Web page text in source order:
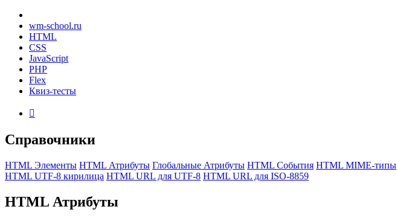
wm-school.ru
HTML
CSS
JavaScript
PHP
Flex
Квиз-тесты

Справочники
HTML Элементы HTML Атрибуты Глобальные Атрибуты HTML События HTML MIME-типы
HTML UTF-8 кирилица HTML URL для UTF-8 HTML URL для ISO-8859
HTML Атрибуты